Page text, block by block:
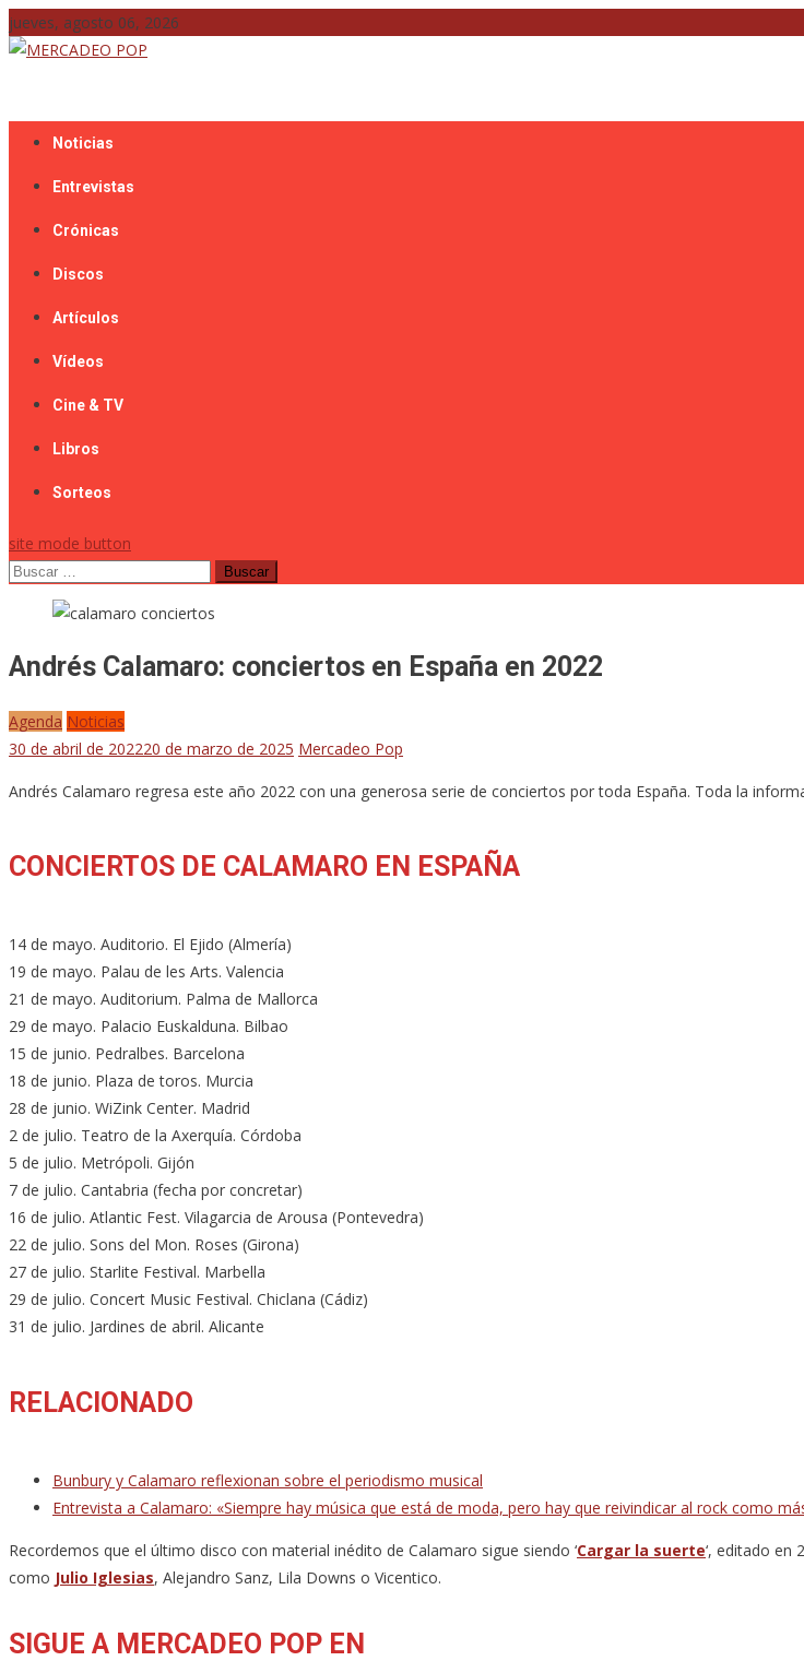
Skip
to
jueves, agosto 06, 2026
Noticias
Entrevistas
Crónicas
Discos
Artículos
Vídeos
Cine & TV
Libros
Sorteos
site mode button
Buscar:
Andrés Calamaro: conciertos en España en 2022
Agenda Noticias
30 de abril de 202220 de marzo de 2025 Mercadeo Pop
Andrés Calamaro regresa este año 2022 con una generosa serie de conciertos por toda España. Toda la
CONCIERTOS DE CALAMARO EN ESPAÑA
14 de mayo. Auditorio. El Ejido (Almería)
19 de mayo. Palau de les Arts. Valencia
21 de mayo. Auditorium. Palma de Mallorca
29 de mayo. Palacio Euskalduna. Bilbao
15 de junio. Pedralbes. Barcelona
18 de junio. Plaza de toros. Murcia
28 de junio. WiZink Center. Madrid
2 de julio. Teatro de la Axerquía. Córdoba
5 de julio. Metrópoli. Gijón
7 de julio. Cantabria (fecha por concretar)
16 de julio. Atlantic Fest. Vilagarcia de Arousa (Pontevedra)
22 de julio. Sons del Mon. Roses (Girona)
27 de julio. Starlite Festival. Marbella
29 de julio. Concert Music Festival. Chiclana (Cádiz)
31 de julio. Jardines de abril. Alicante
RELACIONADO
Bunbury y Calamaro reflexionan sobre el periodismo musical
Entrevista a Calamaro: «Siempre hay música que está de moda, pero hay que reivindicar al rock como
Recordemos que el último disco con material inédito de Calamaro sigue siendo ‘Cargar la suerte‘, editado en
como Julio Iglesias, Alejandro Sanz, Lila Downs o Vicentico.
SIGUE A MERCADEO POP EN